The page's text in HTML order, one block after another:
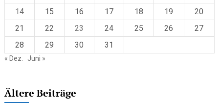
14
15 16 17 18 19
20
21
22 23 24 25 26
27
28
29 30 31
« Dez. Juni »
Ältere Beiträge